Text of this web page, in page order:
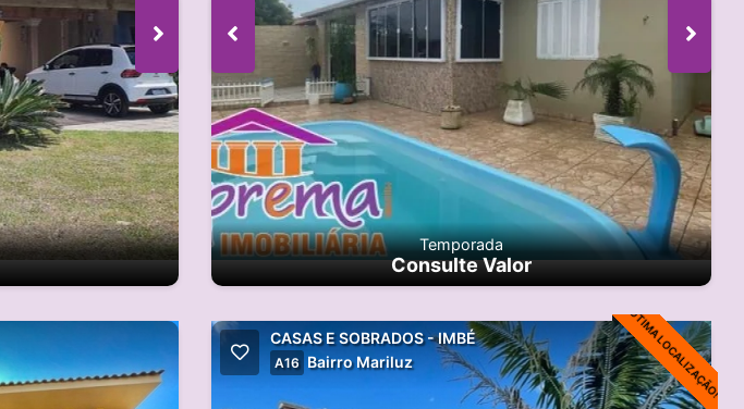
Temporada
Consulte Valor
ÓTIMA LOCALIZAÇÃO!
CASAS E SOBRADOS - IMBÉ
A16 Bairro Mariluz